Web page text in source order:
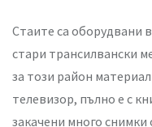
Стаите са оборудвани
стари трансилвански
за този район
телевизор, пълно е с
закачени много